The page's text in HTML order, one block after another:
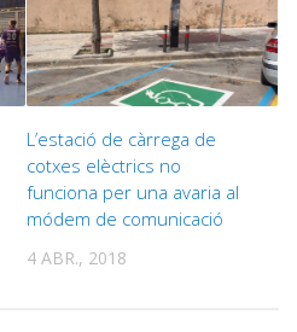
L’estació de càrrega de
cotxes elèctrics no
funciona per una avaria al
módem de comunicació
4 ABR., 2018